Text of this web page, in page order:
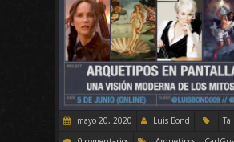
mayo 20, 2020 Luis Bond